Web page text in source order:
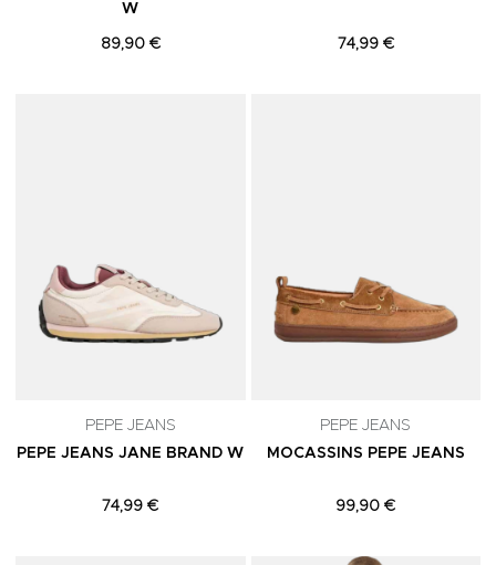
W
89,90 € 74,99 €
PEPE JEANS
PEPE JEANS JANE BRAND W
74,99 €
PEPE JEANS
MOCASSINS PEPE JEANS
99,90 €